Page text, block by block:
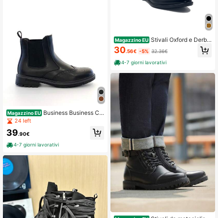
Magazzino EU Business Business Ca
sual cerniera laterale Esterni Ufficci
o
24 left
39.90€
4-7 giorni lavorativi
Magazzino EU Stivali Oxford e Derby
da uomo
30.56€ -5% 32.36€
4-7 giorni lavorativi